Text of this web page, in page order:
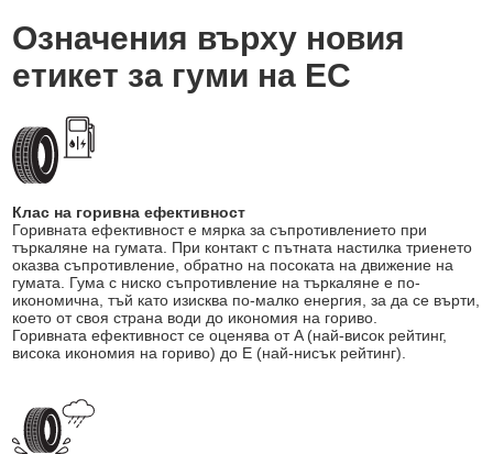
Означения върху новия
етикет за гуми на ЕС
Клас на горивна ефективност
Горивната ефективност е мярка за съпротивлението при
търкаляне на гумата. При контакт с пътната настилка триенето
оказва съпротивление, обратно на посоката на движение на
гумата. Гума с ниско съпротивление на търкаляне е по-
икономична, тъй като изисква по-малко енергия, за да се върти,
което от своя страна води до икономия на гориво.
Горивната ефективност се оценява от A (най-висок рейтинг,
висока икономия на гориво) до E (най-нисък рейтинг).